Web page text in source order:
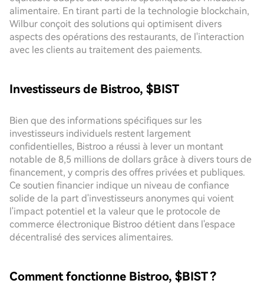
alimentaire. En tirant parti de la technologie blockchain,
Wilbur conçoit des solutions qui optimisent divers
aspects des opérations des restaurants, de l'interaction
avec les clients au traitement des paiements.
Investisseurs de Bistroo, $BIST
Bien que des informations spécifiques sur les
investisseurs individuels restent largement
confidentielles, Bistroo a réussi à lever un montant
notable de 8,5 millions de dollars grâce à divers tours de
financement, y compris des offres privées et publiques.
Ce soutien financier indique un niveau de confiance
solide de la part d'investisseurs anonymes qui voient
l'impact potentiel et la valeur que le protocole de
commerce électronique Bistroo détient dans l'espace
décentralisé des services alimentaires.
Comment fonctionne Bistroo, $BIST ?